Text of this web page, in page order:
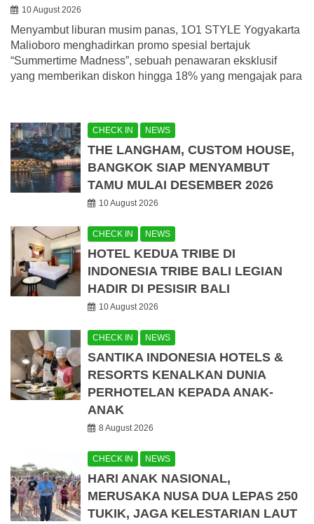
10 August 2026
Menyambut liburan musim panas, 1O1 STYLE Yogyakarta
Malioboro menghadirkan promo spesial bertajuk
“Summertime Madness”, sebuah penawaran eksklusif
yang memberikan diskon hingga 18% yang mengajak para
CHECK IN NEWS
THE LANGHAM, CUSTOM HOUSE,
BANGKOK SIAP MENYAMBUT
TAMU MULAI DESEMBER 2026
10 August 2026
CHECK IN NEWS
HOTEL KEDUA TRIBE DI
INDONESIA TRIBE BALI LEGIAN
HADIR DI PESISIR BALI
10 August 2026
CHECK IN NEWS
SANTIKA INDONESIA HOTELS &
RESORTS KENALKAN DUNIA
PERHOTELAN KEPADA ANAK-
ANAK
8 August 2026
CHECK IN NEWS
HARI ANAK NASIONAL,
MERUSAKA NUSA DUA LEPAS 250
TUKIK, JAGA KELESTARIAN LAUT